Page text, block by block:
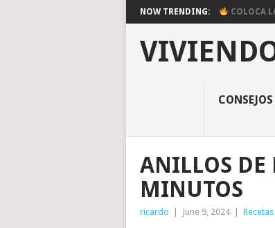
NOW TRENDING: COLOCA
CONSEJOS
ANILLOS
MINUTOS
ricardo June 9, 2024 Recetas